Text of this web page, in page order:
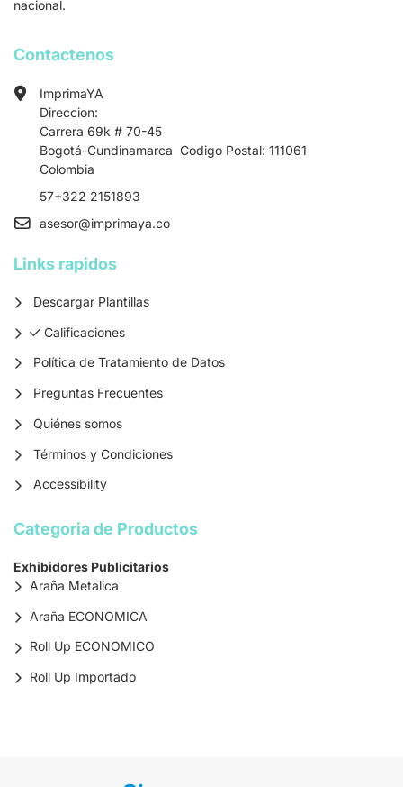
nacional.
Contactenos
ImprimaYA
Direccion:
Carrera 69k # 70-45
Bogotá-Cundinamarca Codigo Postal: 111061
Colombia
57+322 2151893
asesor@imprimaya.co
Links rapidos
Descargar Plantillas
Calificaciones
Calificaciones
Política de Tratamiento de Datos
Preguntas Frecuentes
Quiénes somos
Términos y Condiciones
Accessibility
Categoria de Productos
Exhibidores Publicitarios
Araña Metalica
Araña ECONOMICA
Roll Up ECONOMICO
Roll Up Importado